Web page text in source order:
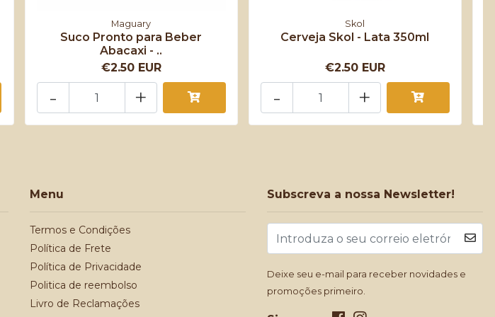
Maguary
Suco Pronto para Beber
Abacaxi - ..
€2.50 EUR
+
-
Skol
Cerveja Skol - Lata 350ml
€2.50 EUR
+
-
Menu
Termos e Condições
Política de Frete
Política de Privacidade
Politica de reembolso
Livro de Reclamações
Subscreva a nossa Newsletter!
Deixe seu e-mail para receber novidades e
promoções primeiro.